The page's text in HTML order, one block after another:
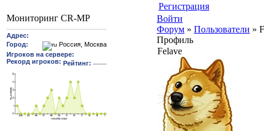
Мониторинг CR-MP
Регистрация
Войти
Форум » Пользователи »
Профиль
Felave